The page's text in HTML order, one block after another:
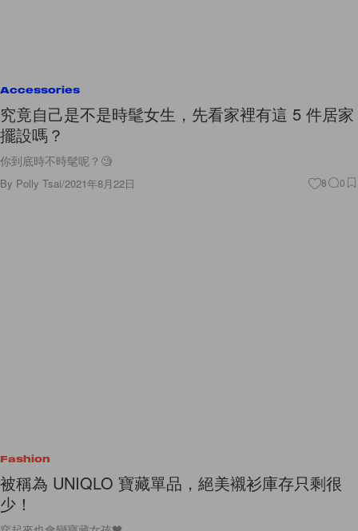
Accessories
究竟自己是不是時髦女生，先看家裡有這 5 件居家
擺設嗎？
你到底時不時髦呢？🧐
By Polly Tsai/2021年8月22日 8 0
Fashion
被稱為 UNIQLO 寶藏單品，絕美襯衫庫存只剩很
少！